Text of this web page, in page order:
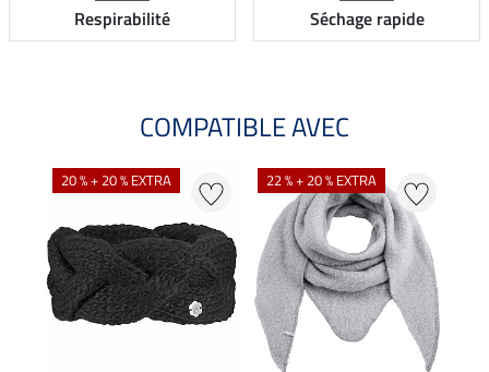
Respirabilité Séchage rapide
COMPATIBLE AVEC
20 % + 20 % EXTRA 22 % + 20 % EXTRA